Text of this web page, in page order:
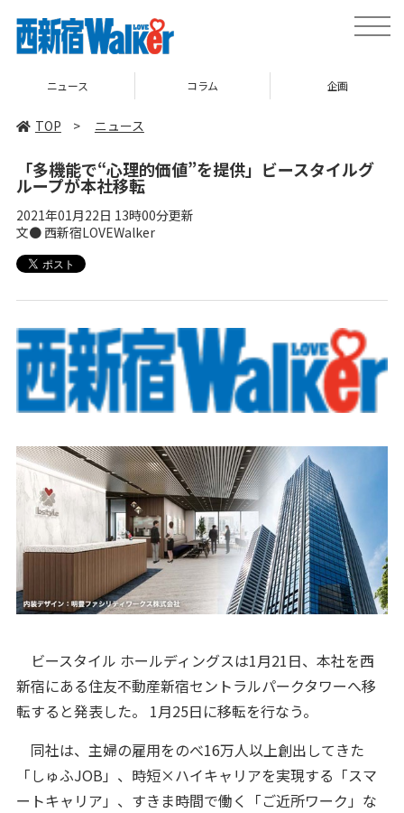
toggle
ニュース コラム 企画
TOP > ニュース
「多機能で“心理的価値”を提供」ビースタイルグ
ループが本社移転
2021年01月22日 13時00分更新
文● 西新宿LOVEWalker
ビースタイル ホールディングスは1月21日、本社を西
新宿にある住友不動産新宿セントラルパークタワーへ移
転すると発表した。 1月25日に移転を行なう。
同社は、主婦の雇用をのべ16万人以上創出してきた
「しゅふJOB」、時短×ハイキャリアを実現する「スマ
ートキャリア」、すきま時間で働く「ご近所ワーク」な